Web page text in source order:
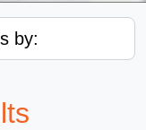
by: